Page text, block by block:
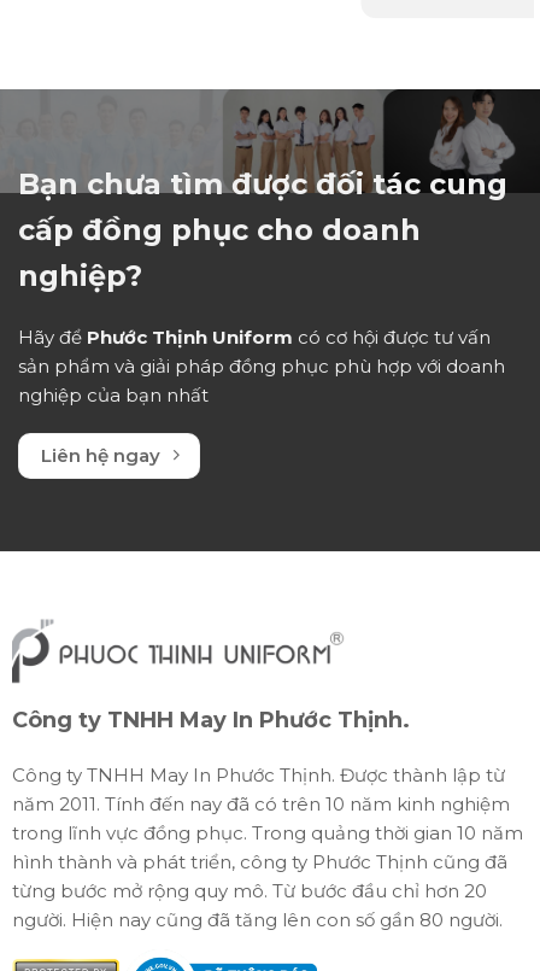
Bạn chưa tìm được đối tác cung
cấp đồng phục cho doanh
nghiệp?
Hãy để Phước Thịnh Uniform có cơ hội được tư vấn
sản phẩm và giải pháp đồng phục phù hợp với doanh
nghiệp của bạn nhất
Liên hệ ngay
Công ty TNHH May In Phước Thịnh.
Công ty TNHH May In Phước Thịnh. Được thành lập từ
năm 2011. Tính đến nay đã có trên 10 năm kinh nghiệm
trong lĩnh vực đồng phục. Trong quảng thời gian 10 năm
hình thành và phát triển, công ty Phước Thịnh cũng đã
từng bước mở rộng quy mô. Từ bước đầu chỉ hơn 20
người. Hiện nay cũng đã tăng lên con số gần 80 người.